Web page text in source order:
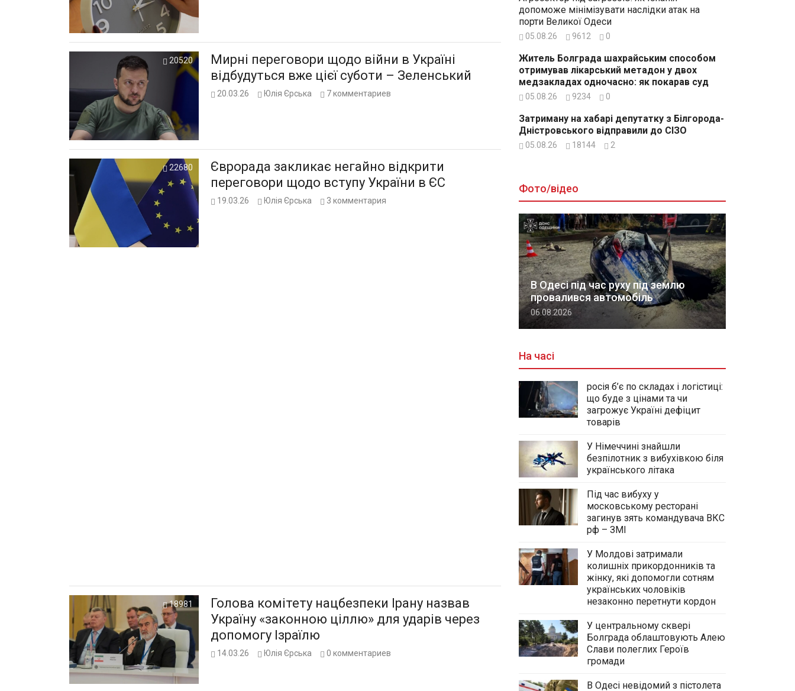
20520
Мирні переговори щодо війни в Україні
відбудуться вже цієї суботи – Зеленський
20.03.26 Юлія Єрська 7комментариев
22680
Єврорада закликає негайно відкрити
переговори щодо вступу України в ЄС
19.03.26 Юлія Єрська 3 комментария
18981
Голова комітету нацбезпеки Ірану назвав
Україну «законною ціллю» для ударів через
допомогу Ізраїлю
14.03.26 Юлія Єрська 0 комментариев
допоможе мінімізувати наслідки атак на
порти Великої Одеси
05.08.26 9612 0
Житель Болграда шахрайським способом
отримував лікарський метадон у двох
медзакладах одночасно: як покарав суд
05.08.26 9234 0
Затриману на хабарі депутатку з Білгорода-
Дністровського відправили до СІЗО
05.08.26 18144 2
Фото/відео
В Одесі під час руху під землю
провалився автомобіль
06.08.2026
На часі
росія б’є по складах і логістиці:
що буде з цінами та чи
загрожує Україні дефіцит
товарів
У Німеччині знайшли
безпілотник з вибухівкою біля
українського літака
Під час вибуху у
московському ресторані
загинув зять командувача ВКС
рф – ЗМІ
У Молдові затримали
колишніх прикордонників та
жінку, які допомогли сотням
українських чоловіків
незаконно перетнути кордон
У центральному сквері
Болграда облаштовують Алею
Слави полеглих Героїв
громади
В Одесі невідомий з пістолета